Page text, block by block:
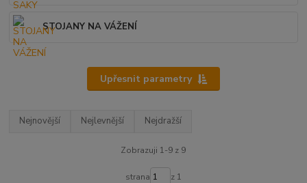
STOJANY NA VÁŽENÍ
Upřesnit parametry
Nejnovější Nejlevnější Nejdražší
Zobrazuji 1-9 z 9
strana z 1